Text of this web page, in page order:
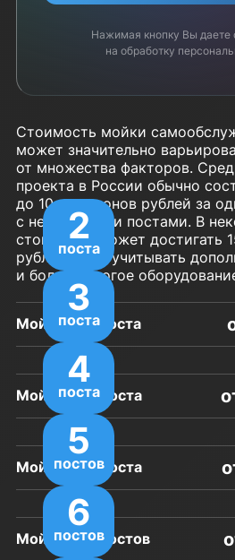
Нажимая кнопку Вы даете
на обработку
Стоимость мойки
может значительно
от множества факторов.
проекта в России обычно
до 10 миллионов рублей за
с несколькими постами. В
стоимость может достигать
рублей, если учитывать
и более дорогое
2
поста
Мойка на 2 поста
3
поста
Мойка на 3 поста
4
поста
Мойка на 4 поста
5
постов
Мойка на 5 постов
6
постов